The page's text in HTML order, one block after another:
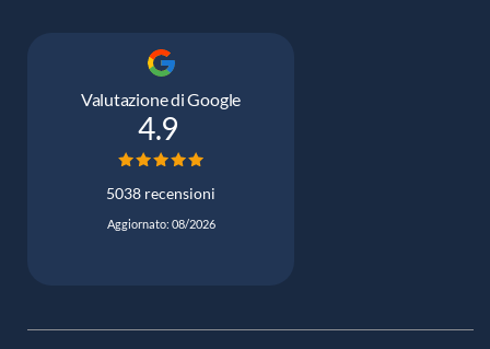
Valutazione di Google
4.9
5038 recensioni
Aggiornato: 08/2026